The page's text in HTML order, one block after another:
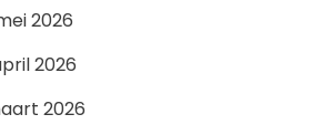
2026
2026
2026